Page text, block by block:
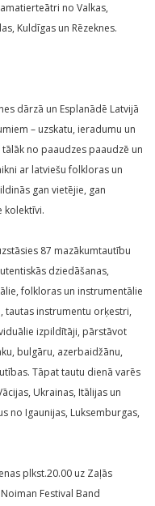
no Valkas,
Kuldīgas un Rēzeknes.
dārzā un Esplanādē Latvijā
– uzskatu, ieradumu un
no paaudzes paaudzē un
ar latviešu folkloras un
gan vietējie, gan
kolektīvi.
87 mazākumtautību
dziedāšanas,
folkloras un instrumentālie
tautas instrumentu orķestri,
izpildītāji, pārstāvot
bulgāru, azerbaidžānu,
Tāpat tautu dienā varēs
Ukrainas, Itālijas un
no Igaunijas, Luksemburgas,
plkst.20.00 uz Zaļās
Festival Band